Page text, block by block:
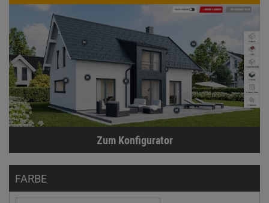
Zum Konfigurator
FARBE